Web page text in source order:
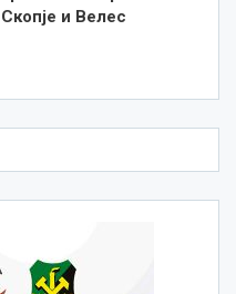
Скопје и Велес